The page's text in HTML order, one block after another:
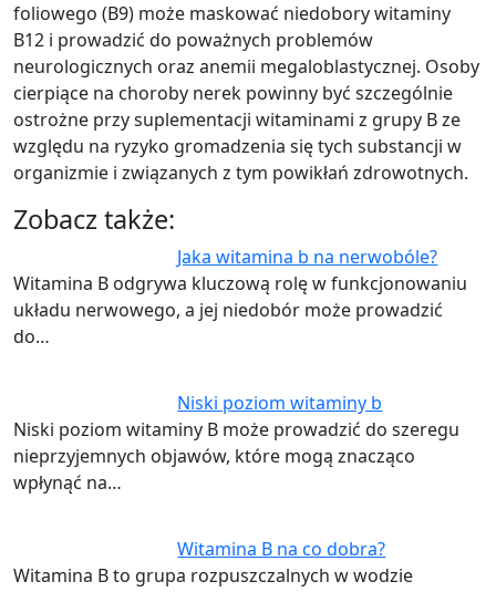
foliowego (B9) może maskować niedobory witaminy
B12 i prowadzić do poważnych problemów
neurologicznych oraz anemii megaloblastycznej. Osoby
cierpiące na choroby nerek powinny być szczególnie
ostrożne przy suplementacji witaminami z grupy B ze
względu na ryzyko gromadzenia się tych substancji w
organizmie i związanych z tym powikłań zdrowotnych.
Zobacz także:
Jaka witamina b na nerwobóle?
Witamina B odgrywa kluczową rolę w funkcjonowaniu
układu nerwowego, a jej niedobór może prowadzić
do…
Niski poziom witaminy b
Niski poziom witaminy B może prowadzić do szeregu
nieprzyjemnych objawów, które mogą znacząco
wpłynąć na…
Witamina B na co dobra?
Witamina B to grupa rozpuszczalnych w wodzie